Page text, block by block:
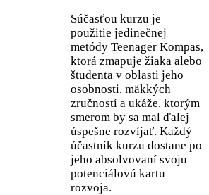
Súčasťou kurzu je
použitie jedinečnej
metódy Teenager Kompas,
ktorá zmapuje žiaka alebo
študenta v oblasti jeho
osobnosti, mäkkých
zručností a ukáže, ktorým
smerom by sa mal ďalej
úspešne rozvíjať. Každý
účastník kurzu dostane po
jeho absolvovaní svoju
potenciálovú kartu
rozvoja.